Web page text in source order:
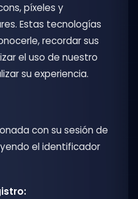
píxeles y
Estas tecnologías
recordar sus
el uso de nuestro
su experiencia.
con su sesión de
el identificador